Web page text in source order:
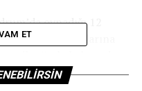
oynadığı 12
şampiyonalarına
oldu.
ET